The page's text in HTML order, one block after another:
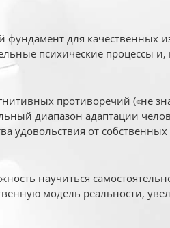
фундамент для качественных
психические процессы и,
противоречий («не
диапазон адаптации
удовольствия от собственных
научиться
модель реальности,